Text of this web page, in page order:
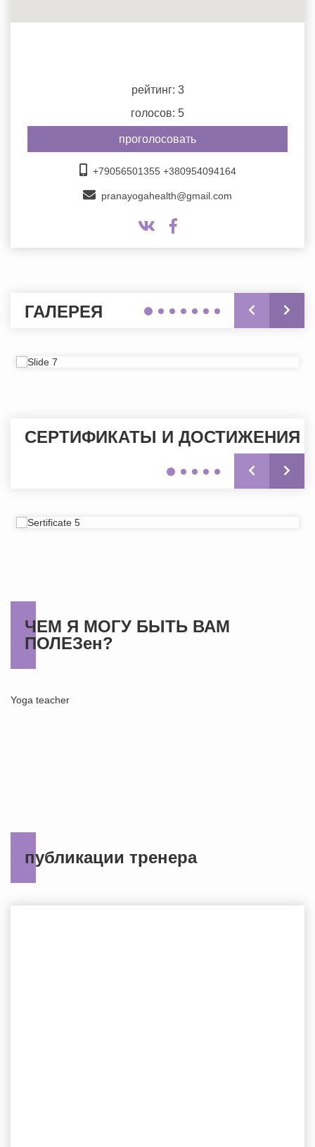
рейтинг: 3
голосов: 5
проголосовать
+79056501355 +380954094164
pranayogahealth@gmail.com
ГАЛЕРЕЯ
СЕРТИФИКАТЫ И ДОСТИЖЕНИЯ
ЧЕМ Я МОГУ БЫТЬ ВАМ
ПОЛЕЗен?
Yoga teacher
публикации тренера